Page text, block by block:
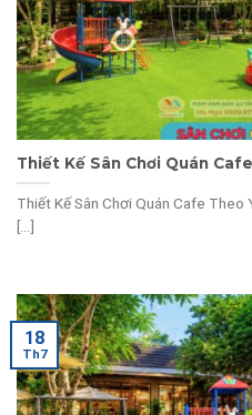
Thiết Kế Sân Chơi Quán
Thiết Kế Sân Chơi Quán Cafe
[...]
18
Th7